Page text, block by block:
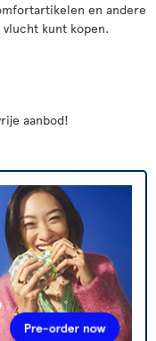
en andere
kunt kopen.
aanbod!